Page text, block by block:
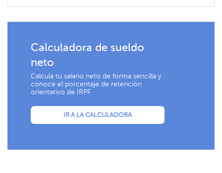
Calculadora de sueldo
neto
Calcula tu salario neto de forma sencilla y
conoce el porcentaje de retención
orientativo de IRPF.
IR A LA CALCULADORA